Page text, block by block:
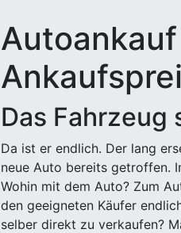
Das
Da ist er endlich. Der lang
neue Auto bereits getroffen.
Wohin mit dem Auto? Zum
den geeigneten Käufer
selber direkt zu verkaufen?